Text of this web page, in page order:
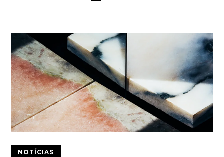
NOTÍCIAS